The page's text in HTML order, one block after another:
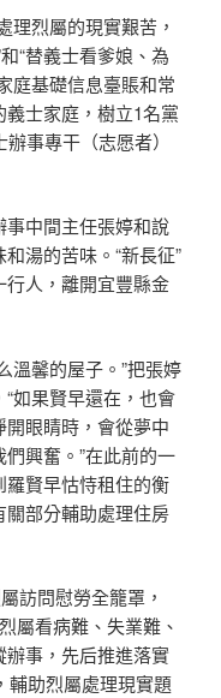
理烈屬的現實艱苦，
“替義士看爹娘、為
庭基礎信息臺賬和常
士家庭，樹立1名黨
事專干（志愿者）
中間主任張婷和說
湯的苦味。“新長征”
人，離開宜豐縣金
溫馨的屋子。”把張婷
如果賢早還在，也會
眼睛時，會從夢中
興奮。”在此前的一
賢早怙恃租住的衡
部分輔助處理住房
訪問慰勞全籠罩，
屬看病難、失業難、
事，先后推進落實
輔助烈屬處理現實題